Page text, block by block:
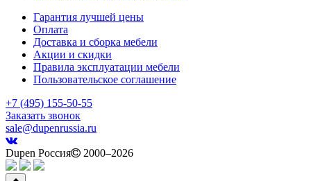
Гарантия лучшей цены
Оплата
Доставка и сборка мебели
Акции и скидки
Правила эксплуатации мебели
Пользовательское соглашение
+7 (495) 155-50-55
Заказать звонок
sale@dupenrussia.ru
Dupen Россия 2000–2026